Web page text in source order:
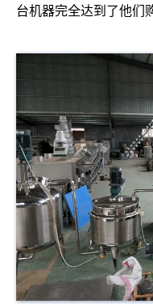
台机器完全达到了他们